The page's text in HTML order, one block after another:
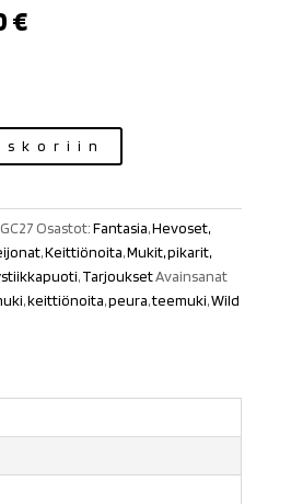
€Nykyinen
Osastot:Fantasia,Hevoset,
,Keittiönoita,Mukit, pikarit,
,TarjouksetAvainsanat
,keittiönoita,peura,teemuki,Wild